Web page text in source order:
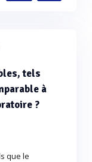
tels
à
?
que le